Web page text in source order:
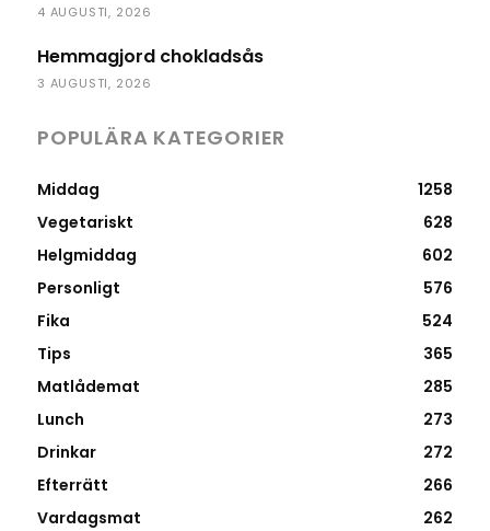
4 AUGUSTI, 2026
Hemmagjord chokladsås
3 AUGUSTI, 2026
POPULÄRA KATEGORIER
Middag
1258
Vegetariskt
628
Helgmiddag
602
Personligt
576
Fika
524
Tips
365
Matlådemat
285
Lunch
273
Drinkar
272
Efterrätt
266
Vardagsmat
262